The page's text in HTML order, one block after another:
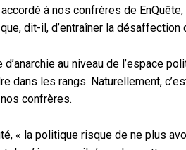
à nos confrères de
dit-il, d’entraîner la
d’anarchie au niveau de l’espace
dans les rangs. Naturellement,
confrères.
« la politique risque de ne plus